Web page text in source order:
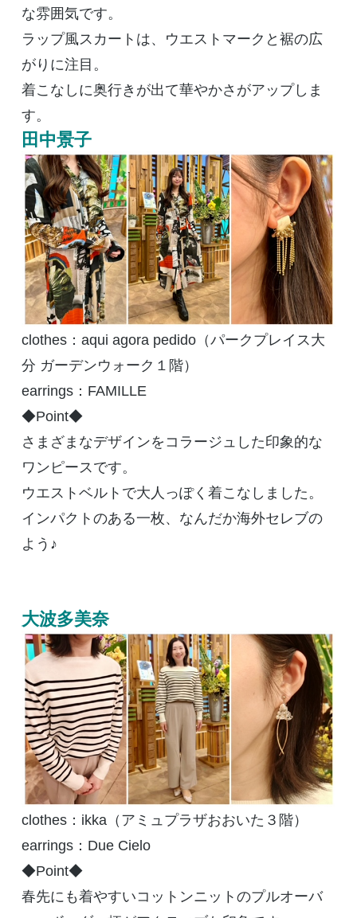
な雰囲気です。
ラップ風スカートは、ウエストマークと裾の広
がりに注目。
着こなしに奥行きが出て華やかさがアップしま
す。
田中景子
clothes：aqui agora pedido（パークプレイス大
分 ガーデンウォーク１階）
earrings： FAMILLE
◆Point◆
さまざまなデザインをコラージュした印象的な
ワンピースです。
ウエストベルトで大人っぽく着こなしました。
インパクトのある一枚、なんだか海外セレブの
よう♪
大波多美奈
clothes：ikka（アミュプラザおおいた３階）
earrings：Due Cielo
◆Point◆
春先にも着やすいコットンニットのプルオーバ